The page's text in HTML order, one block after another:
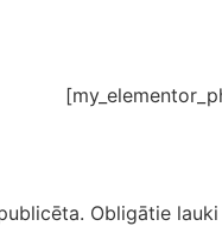
Obligātie